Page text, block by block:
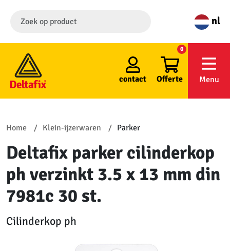
nl
contact Offerte
0
Menu
Home Klein-ijzerwaren Parker
Deltafix parker cilinderkop
ph verzinkt 3.5 x 13 mm din
7981c 30 st.
Cilinderkop ph